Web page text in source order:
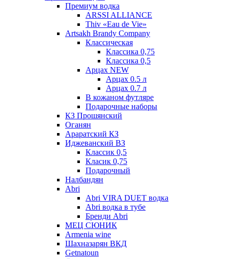
Премиум водка
ARSSI ALLIANCE
Thiv «Eau de Vie»
Artsakh Brandy Company
Классическая
Классика 0,75
Классика 0,5
Арцах NEW
Арцах 0.5 л
Арцах 0.7 л
В кожаном футляре
Подарочные наборы
КЗ Прошянский
Оганян
Араратский КЗ
Иджеванский ВЗ
Классик 0,5
Класик 0,75
Подарочный
Налбандян
Abri
Abri VIRA DUET водка
Abri водка в тубе
Бренди Abri
МЕЦ СЮНИК
Armenia wine
Шахназарян ВКД
Getnatoun